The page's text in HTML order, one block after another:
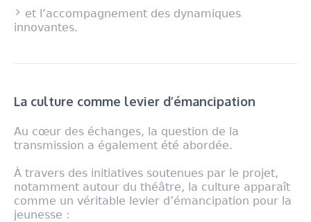
et l’accompagnement des dynamiques
innovantes.
La culture comme levier d’émancipation
Au cœur des échanges, la question de la
transmission a également été abordée.
À travers des initiatives soutenues par le projet,
notamment autour du théâtre, la culture apparaît
comme un véritable levier d’émancipation pour la
jeunesse :